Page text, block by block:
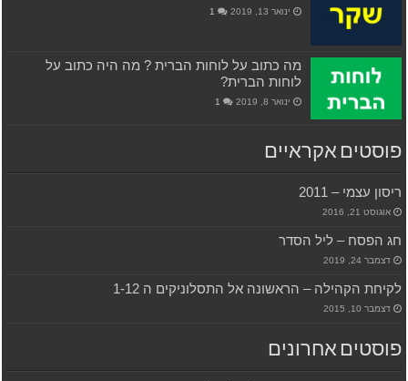
ינואר 13, 2019 1
מה כתוב על לוחות הברית ? מה היה כתוב על
לוחות הברית?
ינואר 8, 2019 1
פוסטים אקראיים
ריסון עצמי – 2011
אוגוסט 21, 2016
חג הפסח – ליל הסדר
דצמבר 24, 2019
לקיחת הקהילה – הראשונה אל התסלוניקים ה 1-12
דצמבר 10, 2015
פוסטים אחרונים